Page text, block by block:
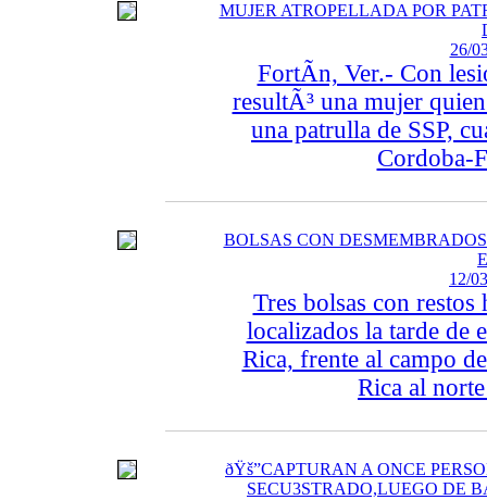
MUJER ATROPELLADA POR
26/
FortÃ­n, Ver.- Con
resultÃ³ una mujer
una patrulla de SSP,
Cordoba-
BOLSAS CON
12/
Tres bolsas con
localizados la tarde de
Rica, frente al campo
Rica al
ðŸš”CAPTURAN A ONCE
SECU3STRADO,LUEGO DE